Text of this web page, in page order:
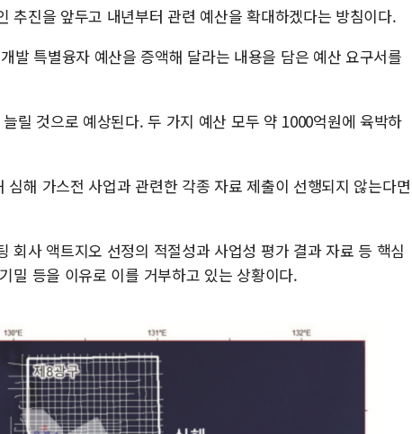
추진을 앞두고 내년부터 관련 예산을 확대하겠다는 방침이다.
발 특별융자 예산을 증액해 달라는 내용을 담은 예산 요구서를
릴 것으로 예상된다. 두 가지 예산 모두 약 1000억원에 육박하
해 가스전 사업과 관련한 각종 자료 제출이 선행되지 않는다면
회사 액트지오 선정의 적절성과 사업성 평가 결과 자료 등 핵심
밀 등을 이유로 이를 거부하고 있는 상황이다.